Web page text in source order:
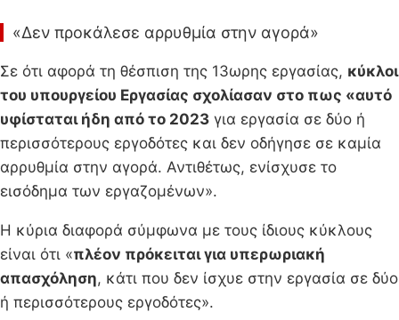
«Δεν προκάλεσε αρρυθμία στην αγορά»
Σε ότι αφορά τη θέσπιση της 13ωρης εργασίας, κύκλοι
του υπουργείου Εργασίας σχολίασαν στο πως «αυτό
υφίσταται ήδη από το 2023 για εργασία σε δύο ή
περισσότερους εργοδότες και δεν οδήγησε σε καμία
αρρυθμία στην αγορά. Αντιθέτως, ενίσχυσε το
εισόδημα των εργαζομένων».
Η κύρια διαφορά σύμφωνα με τους ίδιους κύκλους
είναι ότι «πλέον πρόκειται για υπερωριακή
απασχόληση, κάτι που δεν ίσχυε στην εργασία σε δύο
ή περισσότερους εργοδότες».